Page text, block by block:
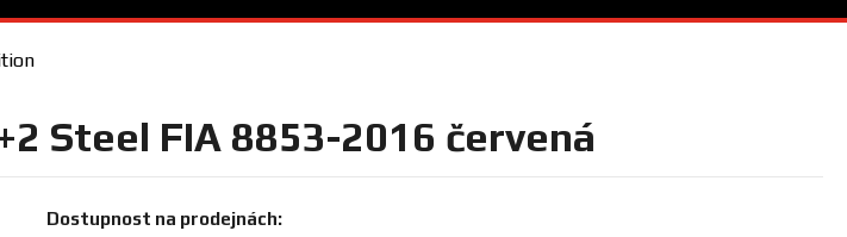
Steel FIA 8853-2016 červená
Dostupnost na prodejnách: